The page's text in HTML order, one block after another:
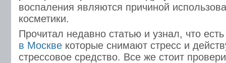
воспаления являются причиной
косметики.
Прочитал недавно статью и узнал, что
в Москве которые снимают стресс и
стрессовое средство. Все же стоит